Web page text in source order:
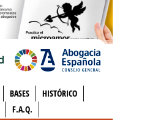
BASES
HISTÓRICO
F.A.Q.